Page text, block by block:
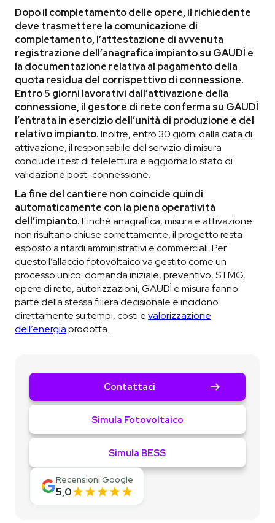
Dopo il completamento delle opere, il richiedente
deve trasmettere la comunicazione di
completamento, l’attestazione di avvenuta
registrazione dell’anagrafica impianto su GAUDÌ e
la documentazione relativa al pagamento della
quota residua del corrispettivo di connessione.
Entro 5 giorni lavorativi dall’attivazione della
connessione, il gestore di rete conferma su GAUDÌ
l’entrata in esercizio dell’unità di produzione e del
relativo impianto.Inoltre, entro 30 giorni dalla data di
attivazione, il responsabile del servizio di misura
conclude i test di telelettura e aggiorna lo stato di
validazione post-connessione.
La fine del cantiere non coincide quindi
automaticamente con la piena operatività
dell’impianto.Finché anagrafica, misura e attivazione
non risultano chiuse correttamente, il progetto resta
esposto a ritardi amministrativi e commerciali. Per
questo l’allaccio fotovoltaico va gestito come un
processo unico: domanda iniziale, preventivo, STMG,
opere di rete, autorizzazioni, GAUDÌ e misura fanno
parte della stessa filiera decisionale e incidono
direttamente su tempi, costi evalorizzazione
dell’energiaprodotta.
Contattaci
Simula Fotovoltaico
Simula BESS
Recensioni Google
5,0